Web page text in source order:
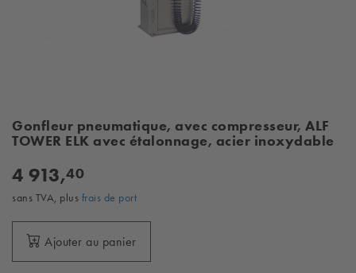
Gonfleur pneumatique, avec compresseur, ALF
TOWER ELK avec étalonnage, acier inoxydable
4 913,40
sans TVA, plus frais de port
Ajouter au panier